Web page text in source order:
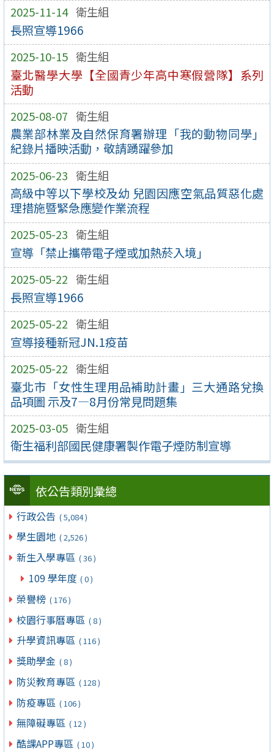
2025-11-14 衛生組
長照宣導1966
2025-10-15 衛生組
臺北醫學大學【全國青少年高中寒假營隊】系列
活動
2025-08-07 衛生組
農業部林業及自然保育署辦理「我的動物同學」
紀錄片播映活動，敬請踴躍參加
2025-06-23 衛生組
高級中等以下學校及幼 兒園因應空氣品質惡化處
理措施暨緊急應變作業流程
2025-05-23 衛生組
宣導「禁止攜帶電子煙或加熱菸入境」
2025-05-22 衛生組
長照宣導1966
2025-05-22 衛生組
宣導接種新冠JN.1疫苗
2025-05-22 衛生組
臺北市「女性生理用品補助計畫」三大通路兌換
品項圖 示及7—8月份常見問題集
2025-03-05 衛生組
衛生福利部國民健康署製作電子煙防制宣導
依公告類別彙總
行政公告 ( 5,084 )
學生園地 ( 2,526 )
新生入學專區 ( 36 )
109 學年度 ( 0 )
榮譽榜 ( 176 )
校園行事曆專區 ( 8 )
升學資訊專區 ( 116 )
獎助學金 ( 8 )
防災教育專區 ( 128 )
防疫專區 ( 106 )
無障礙專區 ( 12 )
酷課APP專區 ( 10 )